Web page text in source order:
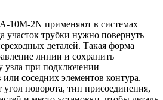
10M-2N применяют в системах
участок трубки нужно повернуть
деталей. Такая форма
линии и сохранить
узла при подключении
соседних элементов контура.
поворота, тип присоединения,